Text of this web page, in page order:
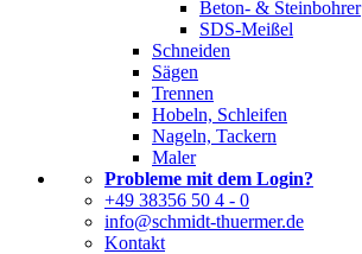
Beton- & Steinbohrer
SDS-Meißel
Schneiden
Sägen
Trennen
Hobeln, Schleifen
Nageln, Tackern
Maler
Probleme mit dem Login?
+49 38356 50 4 - 0
info@schmidt-thuermer.de
Kontakt